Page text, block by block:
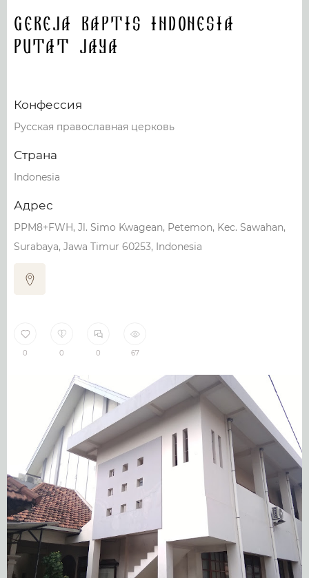
Gereja Baptis Indonesia
Putat Jaya
Конфессия
Русская православная церковь
Страна
Indonesia
Адрес
PPM8+FWH, Jl. Simo Kwagean, Petemon, Kec. Sawahan,
Surabaya, Jawa Timur 60253, Indonesia
0 0 0 67